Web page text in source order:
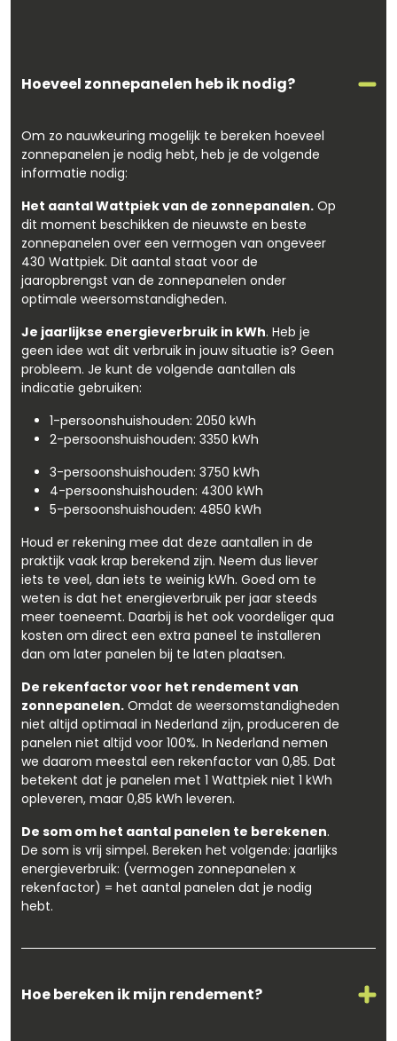
Hoeveel zonnepanelen heb ik nodig?
Om zo nauwkeuring mogelijk te bereken hoeveel
zonnepanelen je nodig hebt, heb je de volgende
informatie nodig:
Het aantal Wattpiek van de zonnepanalen. Op
dit moment beschikken de nieuwste en beste
zonnepanelen over een vermogen van ongeveer
430 Wattpiek. Dit aantal staat voor de
jaaropbrengst van de zonnepanelen onder
optimale weersomstandigheden.
Je jaarlijkse energieverbruik in kWh. Heb je
geen idee wat dit verbruik in jouw situatie is? Geen
probleem. Je kunt de volgende aantallen als
indicatie gebruiken:
1-persoonshuishouden: 2050 kWh
2-persoonshuishouden: 3350 kWh
3-persoonshuishouden: 3750 kWh
4-persoonshuishouden: 4300 kWh
5-persoonshuishouden: 4850 kWh
Houd er rekening mee dat deze aantallen in de
praktijk vaak krap berekend zijn. Neem dus liever
iets te veel, dan iets te weinig kWh. Goed om te
weten is dat het energieverbruik per jaar steeds
meer toeneemt. Daarbij is het ook voordeliger qua
kosten om direct een extra paneel te installeren
dan om later panelen bij te laten plaatsen.
De rekenfactor voor het rendement van
zonnepanelen. Omdat de weersomstandigheden
niet altijd optimaal in Nederland zijn, produceren de
panelen niet altijd voor 100%. In Nederland nemen
we daarom meestal een rekenfactor van 0,85. Dat
betekent dat je panelen met 1 Wattpiek niet 1 kWh
opleveren, maar 0,85 kWh leveren.
De som om het aantal panelen te berekenen.
De som is vrij simpel. Bereken het volgende: jaarlijks
energieverbruik: (vermogen zonnepanelen x
rekenfactor) = het aantal panelen dat je nodig
hebt.
Hoe bereken ik mijn rendement?